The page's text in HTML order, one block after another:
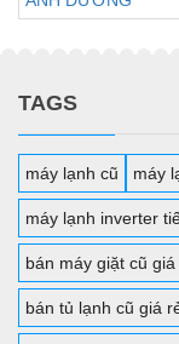
TAGS
máy lạnh cũ máy
máy lạnh inverter
bán máy giặt cũ
bán tủ lạnh cũ giá